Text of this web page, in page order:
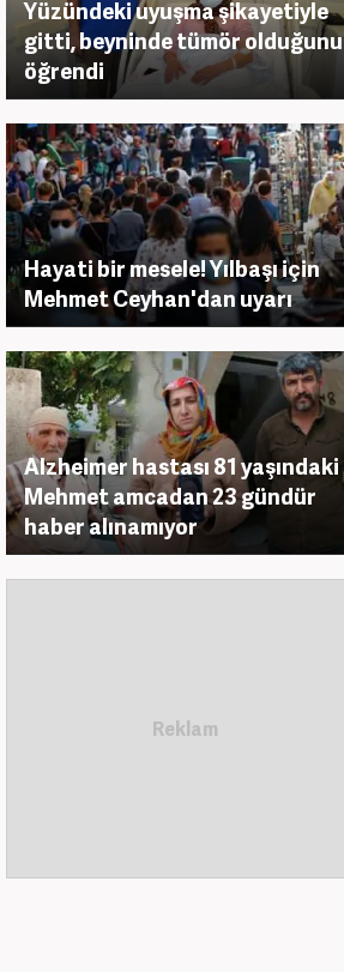
Yüzündeki uyuşma şikayetiyle
gitti, beyninde tümör olduğunu
öğrendi
Hayati bir mesele! Yılbaşı için
Mehmet Ceyhan'dan uyarı
Alzheimer hastası 81 yaşındaki
Mehmet amcadan 23 gündür
haber alınamıyor